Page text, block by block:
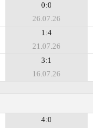
0:0
26.07.26
1:4
21.07.26
3:1
16.07.26
4:0